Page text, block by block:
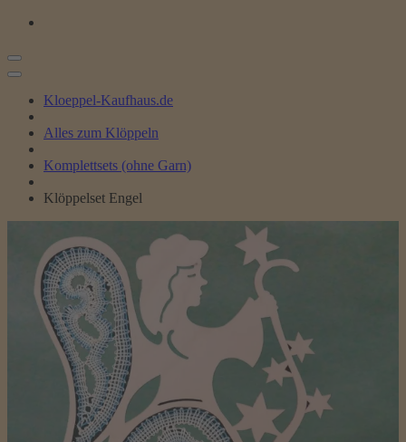
Kloeppel-Kaufhaus.de
Alles zum Klöppeln
Komplettsets (ohne Garn)
Klöppelset Engel